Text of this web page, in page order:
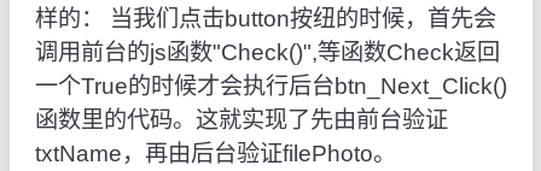
样的： 当我们点击button按纽的时候，首先会
调用前台的js函数"Check()",等函数Check返回
一个True的时候才会执行后台btn_Next_Click()
函数里的代码。这就实现了先由前台验证
txtName，再由后台验证filePhoto。